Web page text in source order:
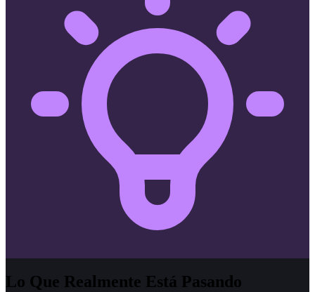
Lo Que Realmente Está Pasando